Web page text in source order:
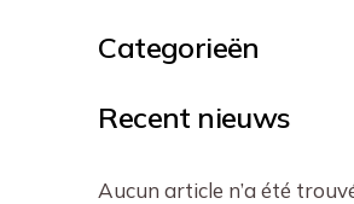
Categorieën
Recent nieuws
Aucun article n’a été